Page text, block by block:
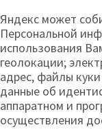
Яндекс может
Персональной
использования
геолокации;
адрес, файлы
данные об
аппаратном и
осуществления